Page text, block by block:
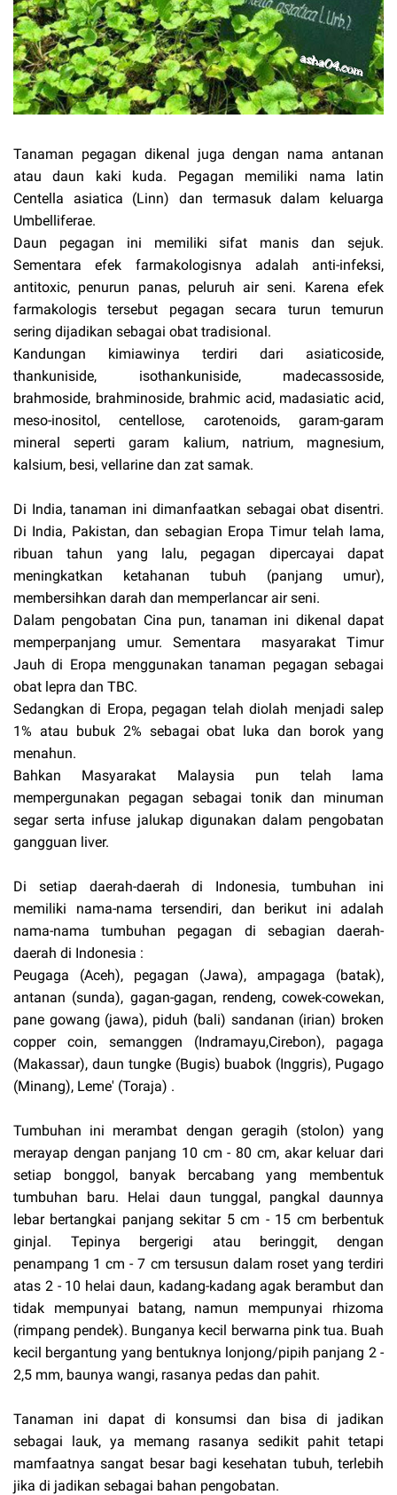
Tanaman pegagan dikenal juga dengan nama antanan
atau daun kaki kuda. Pegagan memiliki nama latin
Centella asiatica (Linn) dan termasuk dalam keluarga
Umbelliferae.
Daun pegagan ini memiliki sifat manis dan sejuk.
Sementara efek farmakologisnya adalah anti-infeksi,
antitoxic, penurun panas, peluruh air seni. Karena efek
farmakologis tersebut pegagan secara turun temurun
sering dijadikan sebagai obat tradisional.
Kandungan kimiawinya terdiri dari asiaticoside,
thankuniside, isothankuniside, madecassoside,
brahmoside, brahminoside, brahmic acid, madasiatic acid,
meso-inositol, centellose, carotenoids, garam-garam
mineral seperti garam kalium, natrium, magnesium,
kalsium, besi, vellarine dan zat samak.
Di India, tanaman ini dimanfaatkan sebagai obat disentri.
Di India, Pakistan, dan sebagian Eropa Timur telah lama,
ribuan tahun yang lalu, pegagan dipercayai dapat
meningkatkan ketahanan tubuh (panjang umur),
membersihkan darah dan memperlancar air seni.
Dalam pengobatan Cina pun, tanaman ini dikenal dapat
memperpanjang umur. Sementara masyarakat Timur
Jauh di Eropa menggunakan tanaman pegagan sebagai
obat lepra dan TBC.
Sedangkan di Eropa, pegagan telah diolah menjadi salep
1% atau bubuk 2% sebagai obat luka dan borok yang
menahun.
Bahkan Masyarakat Malaysia pun telah lama
mempergunakan pegagan sebagai tonik dan minuman
segar serta infuse jalukap digunakan dalam pengobatan
gangguan liver.
Di setiap daerah-daerah di Indonesia, tumbuhan ini
memiliki nama-nama tersendiri, dan berikut ini adalah
nama-nama tumbuhan pegagan di sebagian daerah-
daerah di Indonesia :
Peugaga (Aceh), pegagan (Jawa), ampagaga (batak),
antanan (sunda), gagan-gagan, rendeng, cowek-cowekan,
pane gowang (jawa), piduh (bali) sandanan (irian) broken
copper coin, semanggen (Indramayu,Cirebon), pagaga
(Makassar), daun tungke (Bugis) buabok (Inggris), Pugago
(Minang), Leme' (Toraja) .
Tumbuhan ini merambat dengan geragih (stolon) yang
merayap dengan panjang 10 cm - 80 cm, akar keluar dari
setiap bonggol, banyak bercabang yang membentuk
tumbuhan baru. Helai daun tunggal, pangkal daunnya
lebar bertangkai panjang sekitar 5 cm - 15 cm berbentuk
ginjal. Tepinya bergerigi atau beringgit, dengan
penampang 1 cm - 7 cm tersusun dalam roset yang terdiri
atas 2 - 10 helai daun, kadang-kadang agak berambut dan
tidak mempunyai batang, namun mempunyai rhizoma
(rimpang pendek). Bunganya kecil berwarna pink tua. Buah
kecil bergantung yang bentuknya lonjong/pipih panjang 2 -
2,5 mm, baunya wangi, rasanya pedas dan pahit.
Tanaman ini dapat di konsumsi dan bisa di jadikan
sebagai lauk, ya memang rasanya sedikit pahit tetapi
mamfaatnya sangat besar bagi kesehatan tubuh, terlebih
jika di jadikan sebagai bahan pengobatan.